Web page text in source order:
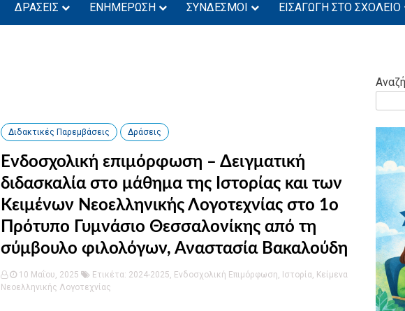
ΔΡΑΣΕΙΣ ΕΝΗΜΕΡΩΣΗ ΣΥΝΔΕΣΜΟΙ ΕΙΣΑΓΩΓΗ ΣΤΟ ΣΧΟΛΕΙΟ
Διδακτικές Παρεμβάσεις Δράσεις
Ενδοσχολική επιμόρφωση – Δειγματική
διδασκαλία στο μάθημα της Ιστορίας και των
Κειμένων Νεοελληνικής Λογοτεχνίας στο 1ο
Πρότυπο Γυμνάσιο Θεσσαλονίκης από τη
σύμβουλο φιλολόγων, Αναστασία Βακαλούδη
10 Μαΐου, 2025 Ετικέτα: 2024-2025, Ενδοσχολική Επιμόρφωση, Ιστορία, Κείμενα
Νεοελληνικής Λογοτεχνίας